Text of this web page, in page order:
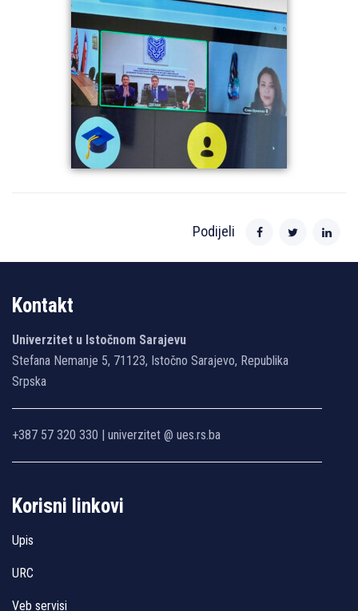
Podijeli
Kontakt
Univerzitet u Istočnom Sarajevu
Stefana Nemanje 5, 71123, Istočno Sarajevo, Republika
Srpska
+387 57 320 330 | univerzitet @ ues.rs.ba
Korisni linkovi
Upis
URC
Veb servisi